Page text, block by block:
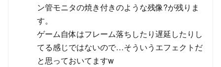
ン管モニタの焼き付きのような残像?が残りま
す。
ゲーム自体はフレーム落ちしたり遅延したりし
てる感じではないので…そういうエフェクトだ
と思っておいてますw